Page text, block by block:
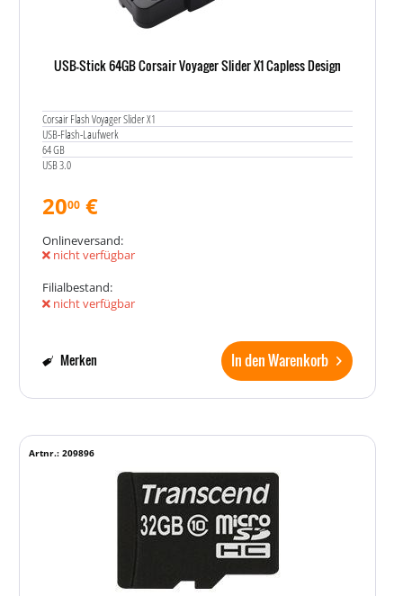
USB-Stick 64GB Corsair Voyager Slider X1 Capless Design
Corsair Flash Voyager Slider X1
USB-Flash-Laufwerk
64 GB
USB 3.0
2000 €
Onlineversand:
nicht verfügbar
Filialbestand:
nicht verfügbar
In den Warenkorb
Merken
Artnr.: 209896